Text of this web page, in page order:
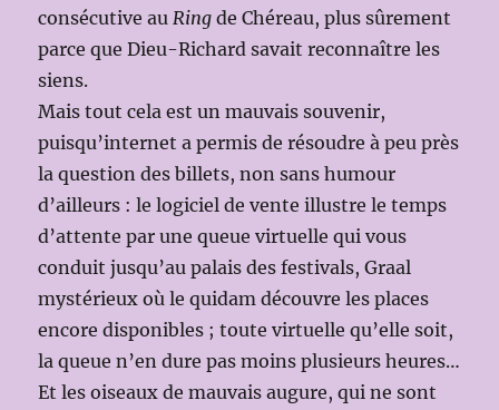
consécutive auRing de Chéreau, plus sûrement
parce que Dieu-Richard savait reconnaître les
siens.
Mais tout cela est un mauvais souvenir,
puisqu’internet a permis de résoudre à peu près
la question des billets, non sans humour
d’ailleurs : le logiciel de vente illustre le temps
d’attente par une queue virtuelle qui vous
conduit jusqu’au palais des festivals, Graal
mystérieux où le quidam découvre les places
encore disponibles ; toute virtuelle qu’elle soit,
la queue n’en dure pas moins plusieurs heures…
Et les oiseaux de mauvais augure, qui ne sont